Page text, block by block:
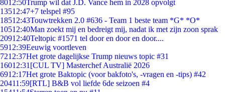
8012:50Trump wil dat J.D. Vance hem in 2028 opvolgt
13512:47+7 telspel #95
18512:43Touwtrekken 2.0 #636 - Team 1 beste team *G* *O*
10512:40Man zoekt mij en bedreigt mij, nadat ik met zijn zoon sprak
20912:40Teltopic #1571 tel door en door en door....
5912:39Eeuwig voortleven
7212:37Het grote dagelijkse Trump nieuws topic #31
16012:31 [CUL TV] Masterchef Australië 2026
6912:17Het grote Baktopic (voor bakfoto's, -vragen en -tips) #42
20411:59[RTL] B&B vol liefde 6de seizoen #4